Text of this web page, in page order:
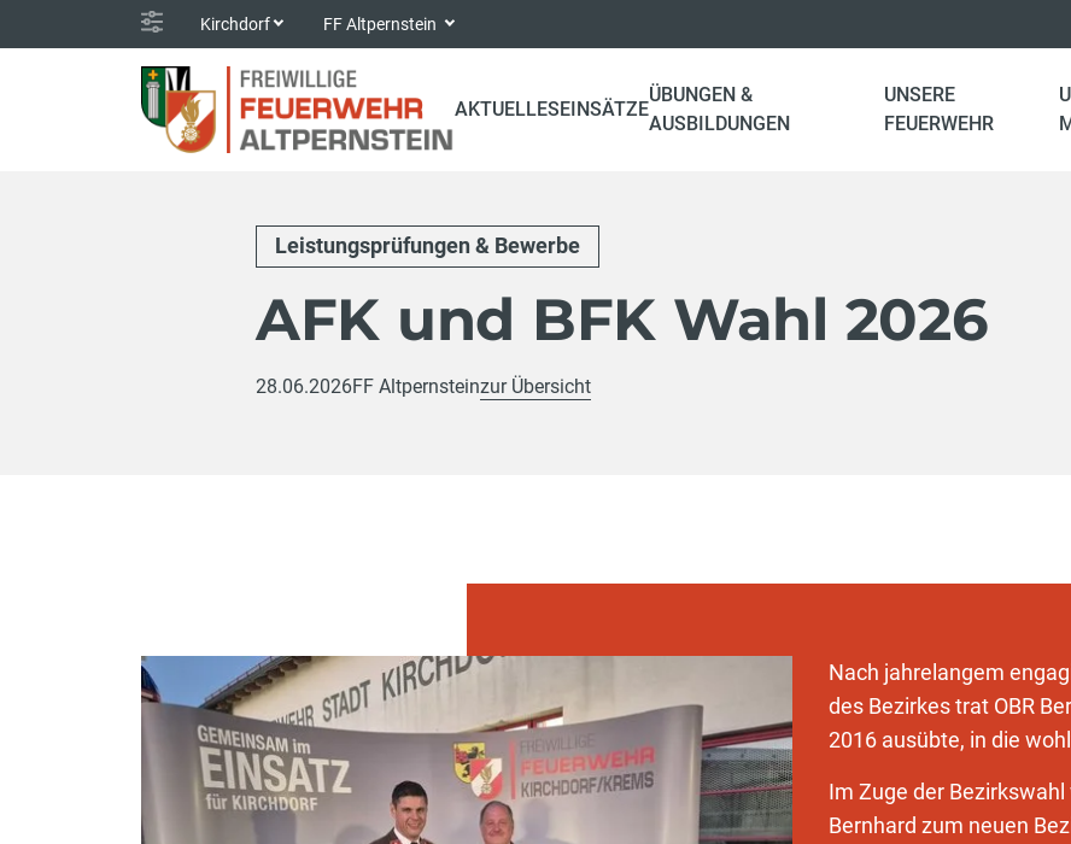
Kirchdorf FF Altpernstein
AKTUELLESEINSÄTZE
ÜBUNGEN &
AUSBILDUNGEN
UNSERE
FEUERWEHR
Leistungsprüfungen & Bewerbe
AFK und BFK Wahl 2026
28.06.2026FF Altpernsteinzur Übersicht
Nach jahrelangem
des Bezirkes trat OBR
2016 ausübte, in die
Im Zuge der
Bernhard zum neuen